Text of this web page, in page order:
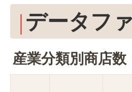
データフ
産業分類別商店